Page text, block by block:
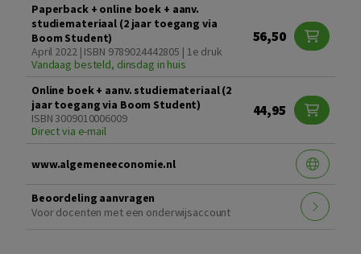
Paperback + online boek + aanv.
studiemateriaal (2 jaar toegang via
Boom Student)
April 2022 | ISBN 9789024442805 | 1e druk
Vandaag besteld, dinsdag in huis
56,50
Online boek + aanv. studiemateriaal (2
jaar toegang via Boom Student)
ISBN 3009010006009
Direct via e-mail
44,95
www.algemeneeconomie.nl
Beoordeling aanvragen
Voor docenten met een onderwijsaccount